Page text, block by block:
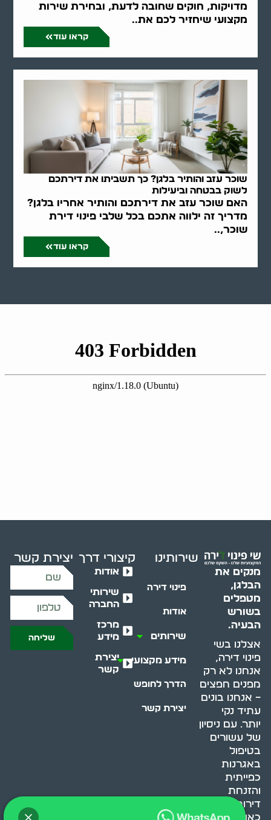
מדויקות, חוקים שחובה לדעת, ובחירת שירות
מקצועי שיחזיר לכם את..
קראו עוד
שוכר עזב והותיר בלגן? כך תשביתו את דירתכם
לשוק בבטחה וביעילות
האם שוכר עזב את דירתכם והותיר אחריו בלגן?
מדריך זה ילווה אתכם בכל שלבי פינוי דירת
שוכר,..
קראו עוד
מנקים את
הבלגן,
מטפלים
בשורש
הבעיה.
אצלנו בשי
פינוי דירה,
אנחנו לא רק
מפנים חפצים
– אנחנו בונים
עתיד נקי
יותר. עם ניסיון
של עשורים
בטיפול
באגרנות
כפייתית
והזנחת
דירות, אנחנו
כאן כדי לעזור
שירותינו
פינוי דירה
אודות
שירותים
מידע מקצועי
הדרך לחופש
יצירת קשר
קיצורי דרך
אודות
שירותי
החברה
מרכז
מידע
יצירת
קשר
יצירת קשר
שליחה